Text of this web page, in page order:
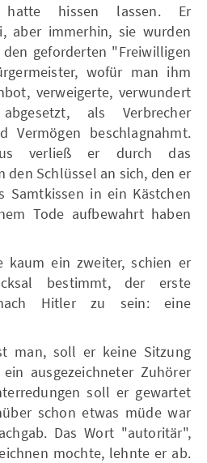
hatte hissen lassen. Er
aber immerhin, sie wurden
geforderten "Freiwilligen
wofür man ihm
verweigerte, verwundert
als Verbrecher
Vermögen beschlagnahmt.
verließ er durch das
Schlüssel an sich, den er
Samtkissen in ein Kästchen
Tode aufbewahrt haben
kaum ein zweiter, schien er
bestimmt, der erste
Hitler zu sein: eine
man, soll er keine Sitzung
ausgezeichneter Zuhörer
soll er gewartet
schon etwas müde war
Das Wort "autoritär",
mochte, lehnte er ab.